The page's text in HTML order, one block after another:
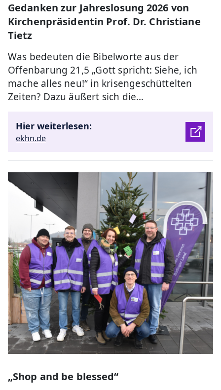
Gedanken zur Jahreslosung 2026 von
Kirchenpräsidentin Prof. Dr. Christiane
Tietz
Was bedeuten die Bibelworte aus der
Offenbarung 21,5 „Gott spricht: Siehe, ich
mache alles neu!“ in krisengeschüttelten
Zeiten? Dazu äußert sich die…
Hier weiterlesen:
ekhn.de
„Shop and be blessed“